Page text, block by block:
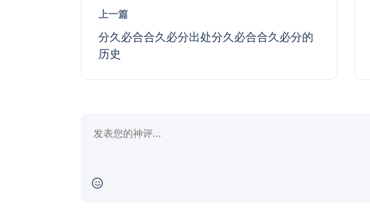
上一篇
分久必合合久必分出处分久必合合久必分的
历史